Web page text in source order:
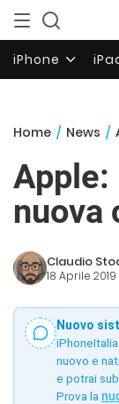
iPhone
Home / News /
Apple:
nuova
Claudio
18 Aprile 2019
Nuovo
nuovo e
e potrai
Prova la